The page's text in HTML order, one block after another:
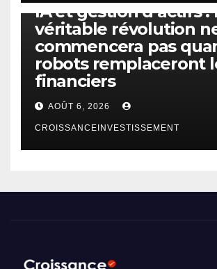
IA et gestion d’actifs :
véritable révolution
commencera pas
robots remplaceront
financiers
AOÛT 6, 2026
CROISSANCEINVESTISSEMENT